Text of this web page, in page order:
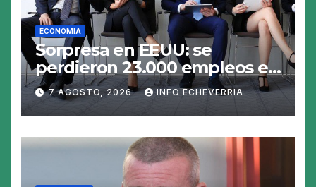
ECONOMIA
Sorpresa en EEUU: se
perdieron 23.000 empleos en
julio y el mercado recalcula
las perspectivas para las
tasas
7 AGOSTO, 2026 INFO ECHEVERRIA